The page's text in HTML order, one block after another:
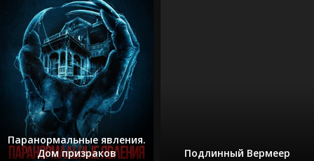
Паранормальные явления.
Дом призраков
Подлинный Вермеер